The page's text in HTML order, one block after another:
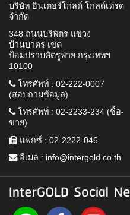
บริษัท อินเตอร์โกลด์ โกลด์เทรด
จำกัด
348 ถนนบริพัตร แขวง
บ้านบาตร เขต
ป้อมปราบศัตรูพ่าย กรุงเทพฯ
10100
โทรศัพท์ : 02-222-0007
(สอบถามข้อมูล)
โทรศัพท์ : 02-2233-234 (ซื้อ-
ขาย)
แฟกซ์ : 02-2222-046
อีเมล : info@intergold.co.th
InterGOLD Social